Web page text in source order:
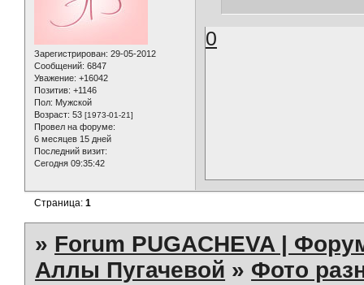
Зарегистрирован: 29-05-2012
Сообщений: 6847
Уважение: +16042
Позитив: +1146
Пол: Мужской
Возраст: 53 [1973-01-21]
Провел на форуме:
6 месяцев 15 дней
Последний визит:
Сегодня 09:35:42
0
Страница:1
» Forum PUGACHEVA |
Аллы Пугачевой » Фото